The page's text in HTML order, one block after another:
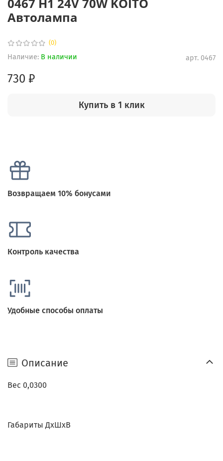
(0)
арт. 0467
Наличие: В наличии
Автолампа
730 ₽
Купить в 1 клик
Возвращаем 10% бонусами
Контроль качества
Удобные способы оплаты
Описание
Вес 0,0300
Габариты ДхШхВ